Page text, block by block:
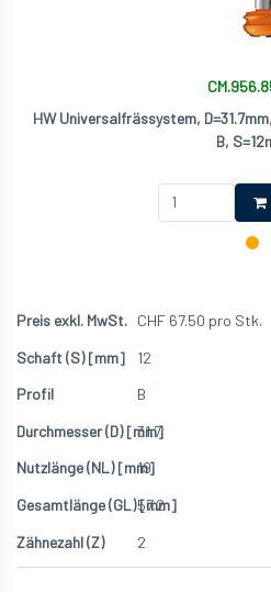
HW Universalfrässystem,
B,
CHF 67.50 pro Stk.
12
B
31.7
19
57.2
2